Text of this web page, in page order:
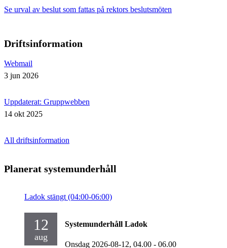
Se urval av beslut som fattas på rektors beslutsmöten
Driftsinformation
Webmail
3 jun 2026
Uppdaterat: Gruppwebben
14 okt 2025
All driftsinformation
Planerat systemunderhåll
Ladok stängt (04:00-06:00)
12
aug
Systemunderhåll Ladok
Onsdag 2026-08-12, 04.00 - 06.00